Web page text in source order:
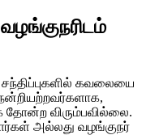
கவலையை
தோன்ற விரும்பவில்லை.
அல்லது வழங்குநர்